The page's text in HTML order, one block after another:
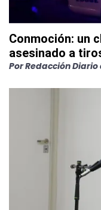
Conmoción: un
asesinado a
PorRedacción Diario